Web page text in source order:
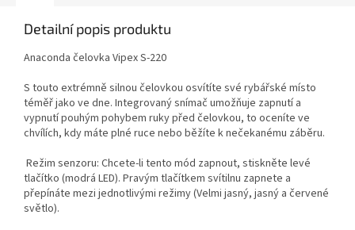
Detailní popis produktu
Anaconda čelovka Vipex S-220
S touto extrémně silnou čelovkou osvítíte své rybářské místo
téměř jako ve dne. Integrovaný snímač umožňuje zapnutí a
vypnutí pouhým pohybem ruky před čelovkou, to oceníte ve
chvílích, kdy máte plné ruce nebo běžíte k nečekanému záběru.
Režim senzoru: Chcete-li tento mód zapnout, stiskněte levé
tlačítko (modrá LED). Pravým tlačítkem svítilnu zapnete a
přepínáte mezi jednotlivými režimy (Velmi jasný, jasný a červené
světlo).